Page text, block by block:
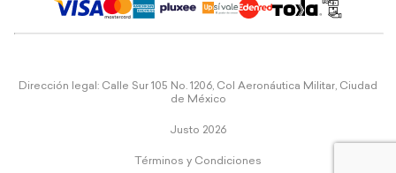
Dirección legal: Calle Sur 105 No. 1206, Col Aeronáutica Militar, Ciudad
de México
Justo 2026
Términos y Condiciones